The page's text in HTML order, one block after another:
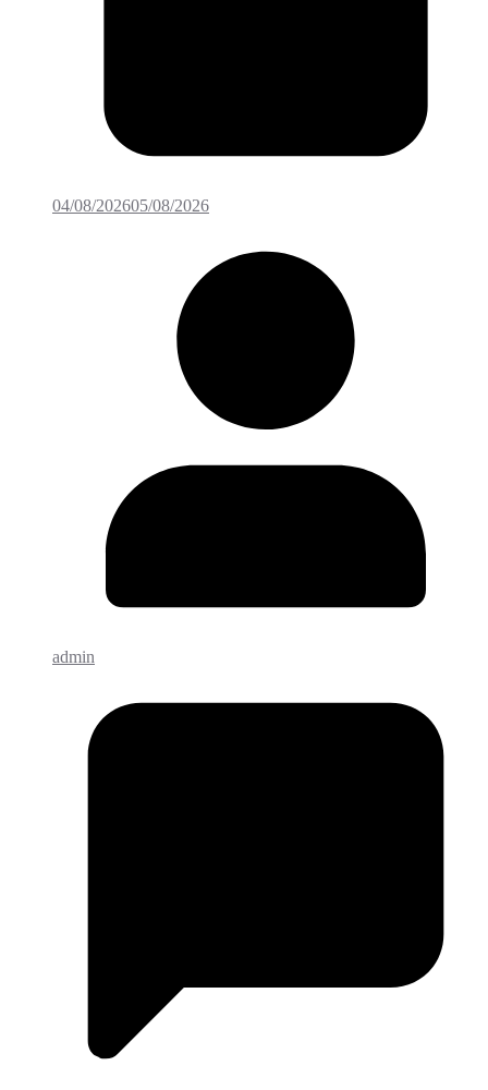
04/08/202605/08/2026
admin